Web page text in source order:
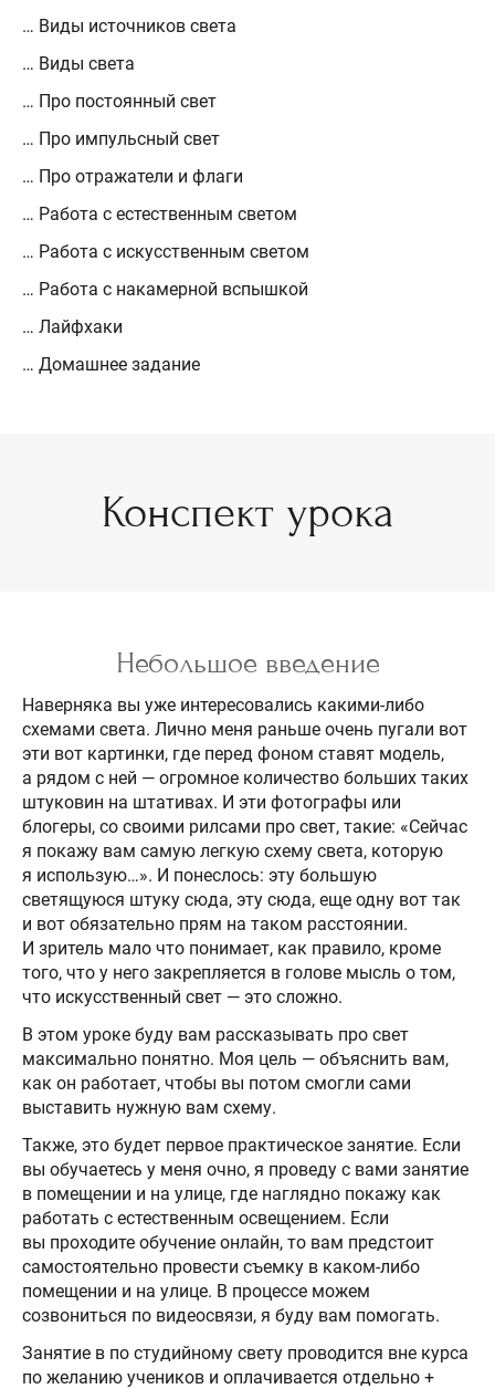
… Виды источников света
… Виды света
… Про постоянный свет
… Про импульсный свет
… Про отражатели и флаги
… Работа с естественным светом
… Работа с искусственным светом
… Работа с накамерной вспышкой
… Лайфхаки
… Домашнее задание
Конспект урока
Небольшое введение
Наверняка вы уже интересовались какими-либо
схемами света. Лично меня раньше очень пугали вот
эти вот картинки, где перед фоном ставят модель,
а рядом с ней — огромное количество больших таких
штуковин на штативах. И эти фотографы или
блогеры, со своими рилсами про свет, такие: «Сейчас
я покажу вам самую легкую схему света, которую
я использую…». И понеслось: эту большую
светящуюся штуку сюда, эту сюда, еще одну вот так
и вот обязательно прям на таком расстоянии.
И зритель мало что понимает, как правило, кроме
того, что у него закрепляется в голове мысль о том,
что искусственный свет — это сложно.
В этом уроке буду вам рассказывать про свет
максимально понятно. Моя цель — объяснить вам,
как он работает, чтобы вы потом смогли сами
выставить нужную вам схему.
Также, это будет первое практическое занятие. Если
вы обучаетесь у меня очно, я проведу с вами занятие
в помещении и на улице, где наглядно покажу как
работать с естественным освещением. Если
вы проходите обучение онлайн, то вам предстоит
самостоятельно провести съемку в каком-либо
помещении и на улице. В процессе можем
созвониться по видеосвязи, я буду вам помогать.
Занятие в по студийному свету проводится вне курса
по желанию учеников и оплачивается отдельно +